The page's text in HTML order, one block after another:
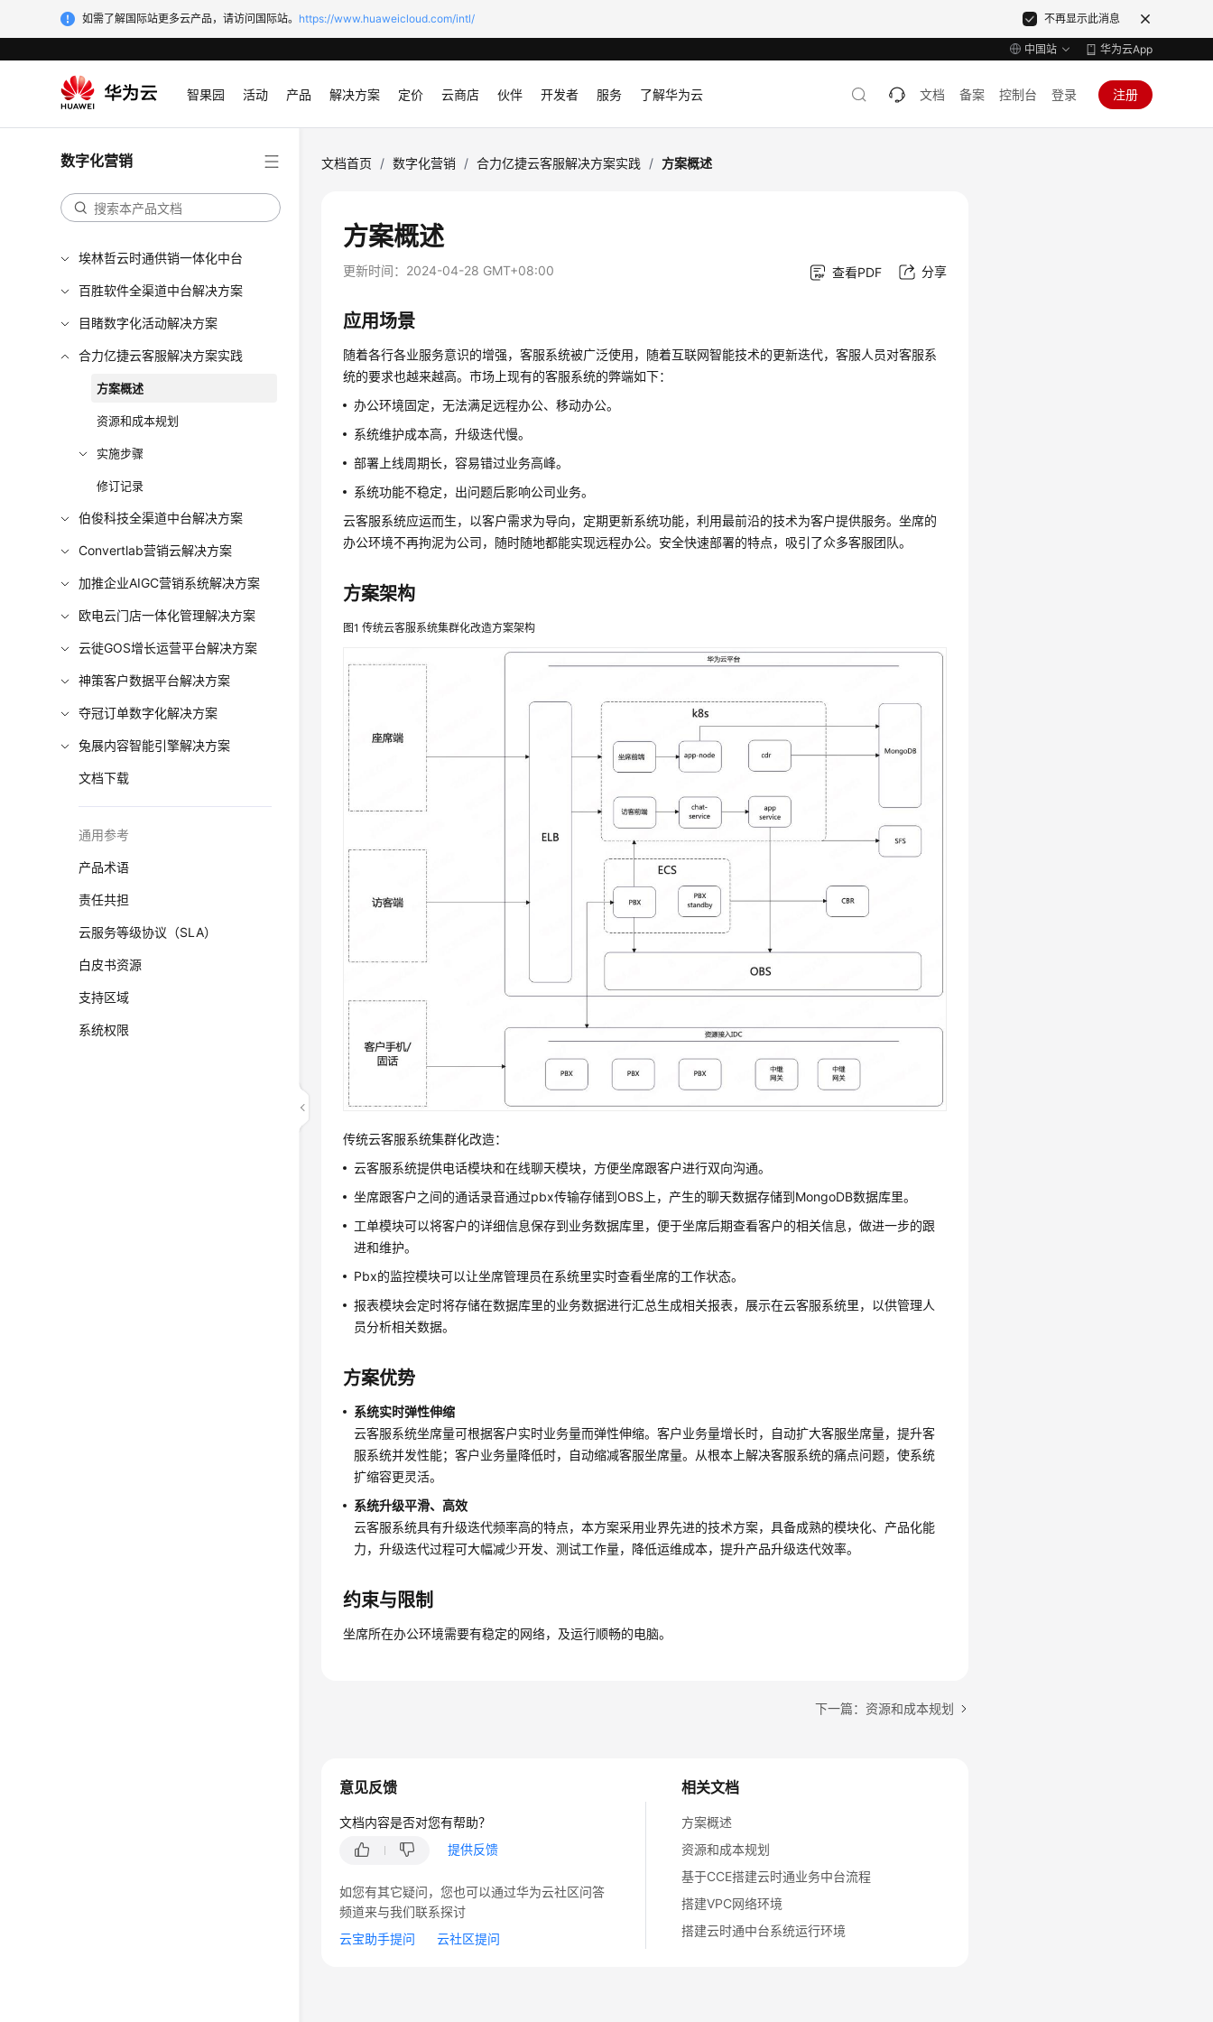
如需了解国际站更多云产品，请访问国际站。 https://www.huaweicloud.com/intl/ 不再显示此消息
中国站 华为云App
智果园 活动 产品 解决方案 定价 云商店 伙伴 开发者 服务 了解华为云 文档 备案 控制台 登录 注册
数字化营销
埃林哲云时通供销一体化中台
百胜软件全渠道中台解决方案
目睹数字化活动解决方案
合力亿捷云客服解决方案实践
方案概述
资源和成本规划
实施步骤
修订记录
伯俊科技全渠道中台解决方案
Convertlab营销云解决方案
加推企业AIGC营销系统解决方案
欧电云门店一体化管理解决方案
云徙GOS增长运营平台解决方案
神策客户数据平台解决方案
夺冠订单数字化解决方案
兔展内容智能引擎解决方案
文档下载
通用参考
产品术语
责任共担
云服务等级协议（SLA）
白皮书资源
支持区域
系统权限
文档首页 / 数字化营销 / 合力亿捷云客服解决方案实践 / 方案概述
方案概述
更新时间： 2024-04-28 GMT+08:00 查看PDF 分享
应用场景
随着各行各业服务意识的增强，客服系统被广泛使用，随着互联网智能技术的更新迭代，客服人员对客服系
统的要求也越来越高。市场上现有的客服系统的弊端如下：
办公环境固定，无法满足远程办公、移动办公。
系统维护成本高，升级迭代慢。
部署上线周期长，容易错过业务高峰。
系统功能不稳定，出问题后影响公司业务。
云客服系统应运而生，以客户需求为导向，定期更新系统功能，利用最前沿的技术为客户提供服务。坐席的
办公环境不再拘泥为公司，随时随地都能实现远程办公。安全快速部署的特点，吸引了众多客服团队。
方案架构
图1传统云客服系统集群化改造方案架构
传统云客服系统集群化改造：
云客服系统提供电话模块和在线聊天模块，方便坐席跟客户进行双向沟通。
坐席跟客户之间的通话录音通过pbx传输存储到OBS上，产生的聊天数据存储到MongoDB数据库里。
工单模块可以将客户的详细信息保存到业务数据库里，便于坐席后期查看客户的相关信息，做进一步的跟
进和维护。
Pbx的监控模块可以让坐席管理员在系统里实时查看坐席的工作状态。
报表模块会定时将存储在数据库里的业务数据进行汇总生成相关报表，展示在云客服系统里，以供管理人
员分析相关数据。
方案优势
系统实时弹性伸缩
云客服系统坐席量可根据客户实时业务量而弹性伸缩。客户业务量增长时，自动扩大客服坐席量，提升客
服系统并发性能；客户业务量降低时，自动缩减客服坐席量。从根本上解决客服系统的痛点问题，使系统
扩缩容更灵活。
系统升级平滑、高效
云客服系统具有升级迭代频率高的特点，本方案采用业界先进的技术方案，具备成熟的模块化、产品化能
力，升级迭代过程可大幅减少开发、测试工作量，降低运维成本，提升产品升级迭代效率。
约束与限制
坐席所在办公环境需要有稳定的网络，及运行顺畅的电脑。
下一篇：资源和成本规划
相关文档
方案概述
资源和成本规划
基于CCE搭建云时通业务中台流程
搭建VPC网络环境
搭建云时通中台系统运行环境
意见反馈
文档内容是否对您有帮助？
提供反馈
如您有其它疑问，您也可以通过华为云社区问答
频道来与我们联系探讨
云宝助手提问
云社区提问